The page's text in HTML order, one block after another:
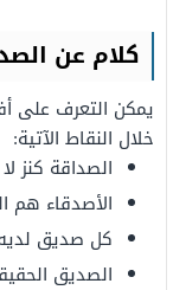
كلام عن
يمكن التعرف على
خلال النقاط الآتية:
الصداقة كنز
الأصدقاء هم
كل صديق
الصديق